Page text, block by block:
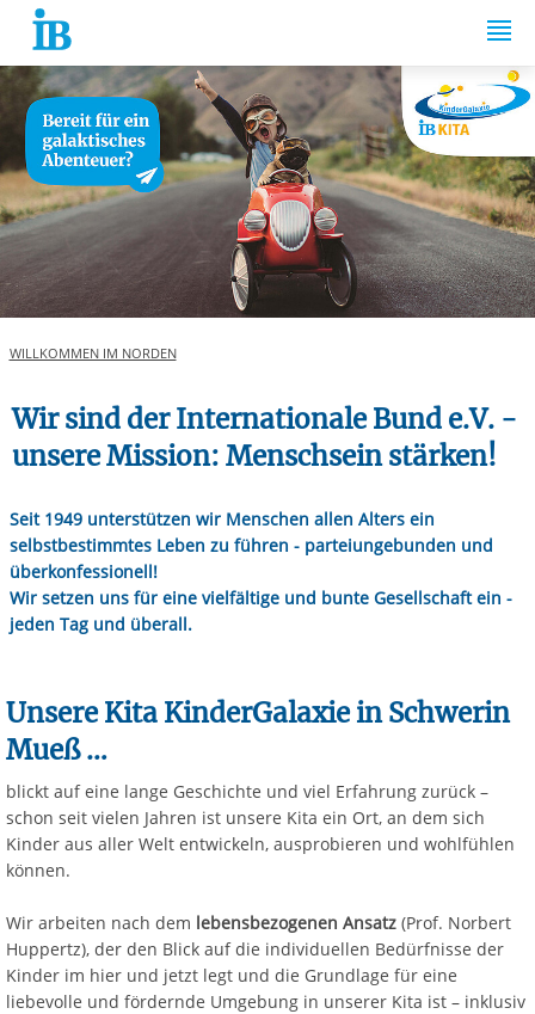
Springe zum Inhalt
WILLKOMMEN IM NORDEN
Wir sind der Internationale Bund e.V. -
unsere Mission: Menschsein stärken!
Seit 1949 unterstützen wir Menschen allen Alters ein
selbstbestimmtes Leben zu führen - parteiungebunden und
überkonfessionell!
Wir setzen uns für eine vielfältige und bunte Gesellschaft ein -
jeden Tag und überall.
Unsere Kita KinderGalaxie in Schwerin
Mueß …
blickt auf eine lange Geschichte und viel Erfahrung zurück –
schon seit vielen Jahren ist unsere Kita ein Ort, an dem sich
Kinder aus aller Welt entwickeln, ausprobieren und wohlfühlen
können.
Wir arbeiten nach dem lebensbezogenen Ansatz (Prof. Norbert
Huppertz), der den Blick auf die individuellen Bedürfnisse der
Kinder im hier und jetzt legt und die Grundlage für eine
liebevolle und fördernde Umgebung in unserer Kita ist – inklusiv